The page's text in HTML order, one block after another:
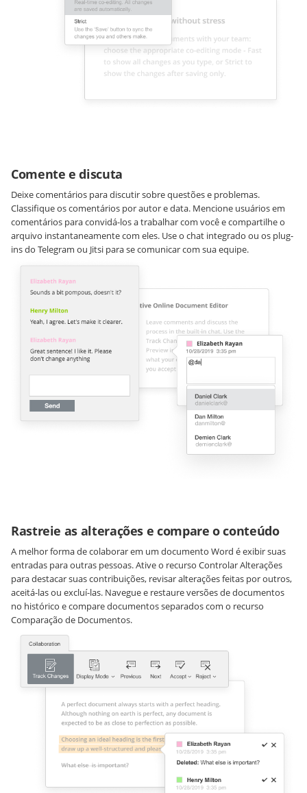
Comente e discuta
Deixe comentários para discutir sobre questões e problemas.
Classifique os comentários por autor e data. Mencione usuários em
comentários para convidá-los a trabalhar com você e compartilhe o
arquivo instantaneamente com eles. Use o chat integrado ou os plug-
ins do Telegram ou Jitsi para se comunicar com sua equipe.
Rastreie as alterações e compare o conteúdo
A melhor forma de colaborar em um documento Word é exibir suas
entradas para outras pessoas. Ative o recurso Controlar Alterações
para destacar suas contribuições, revisar alterações feitas por outros,
aceitá-las ou excluí-las. Navegue e restaure versões de documentos
no histórico e compare documentos separados com o recurso
Comparação de Documentos.